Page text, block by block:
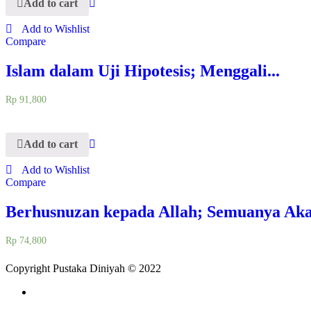
Add to cart
Add to Wishlist
Compare
Islam dalam Uji Hipotesis; Menggali...
Rp 91,800
Add to cart
Add to Wishlist
Compare
Berhusnuzan kepada Allah; Semuanya
Rp 74,800
Copyright Pustaka Diniyah © 2022